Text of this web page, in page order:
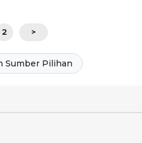
2 >
Sumber Pilihan